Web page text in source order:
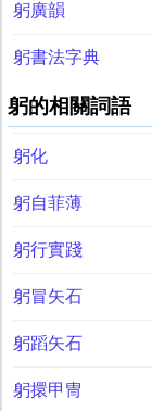
躬廣韻
躬書法字典
躬的相關詞語
躬化
躬自菲薄
躬行實踐
躬冒矢石
躬蹈矢石
躬擐甲冑